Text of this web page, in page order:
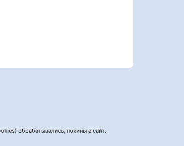
обрабатывались, покиньте сайт.